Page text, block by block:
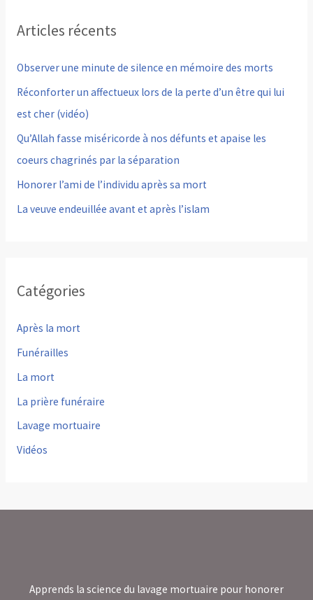
e
h
e
r
:
Articles récents
Observer une minute de silence en mémoire des morts
Réconforter un affectueux lors de la perte d’un être qui lui
est cher (vidéo)
Qu’Allah fasse miséricorde à nos défunts et apaise les
coeurs chagrinés par la séparation
Honorer l’ami de l’individu après sa mort
La veuve endeuillée avant et après l’islam
Catégories
Après la mort
Funérailles
La mort
La prière funéraire
Lavage mortuaire
Vidéos
Apprends la science du lavage mortuaire pour honorer